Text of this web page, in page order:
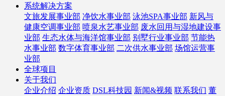
系统解决方案
文旅发展事业部 净饮水事业部 泳池SPA事业部 新风与
健康空调事业部 喷泉水艺事业部 废水回用与湿地建设事
业部 生态水体与海洋馆事业部 别墅行业事业部 节能热
水事业部 数字体育事业部 二次供水事业部 场馆运营事
业部
全球项目
关于我们
企业介绍 企业资质 DSL科技园 新闻&视频 联系我们 董